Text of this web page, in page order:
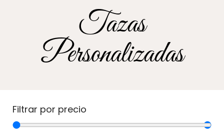
Tazas
Personalizadas
Filtrar por precio